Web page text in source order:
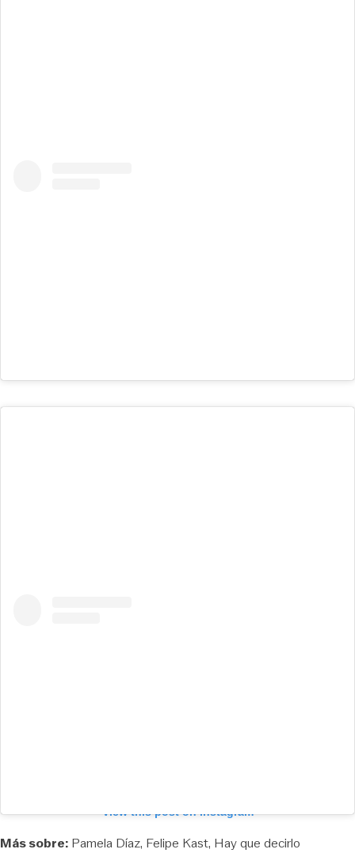
View this post on Instagram
Más sobre: Pamela Díaz Felipe Kast Hay que decirlo